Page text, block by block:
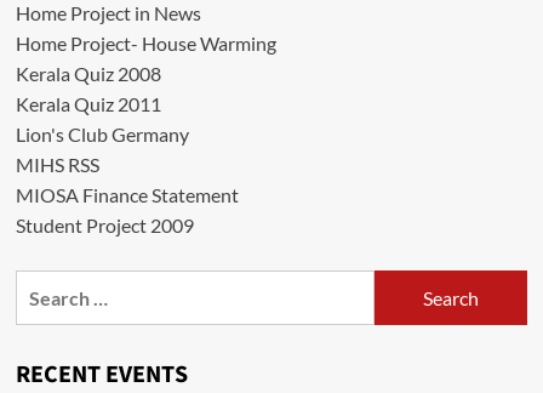
Home Project in News
Home Project- House Warming
Kerala Quiz 2008
Kerala Quiz 2011
Lion's Club Germany
MIHS RSS
MIOSA Finance Statement
Student Project 2009
RECENT EVENTS